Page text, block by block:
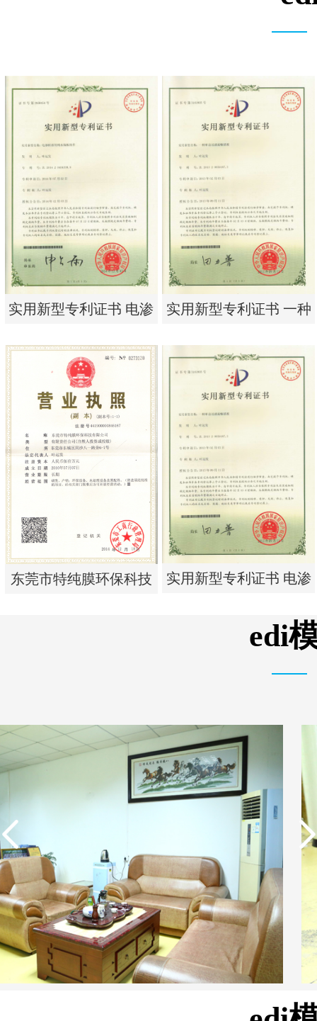
实用新型专利证书 电渗
实用新型专利证书 电渗
析器用纯水隔板组件
实用新型专利证书 一种
实用新型专利证书 一种
单边过滤流畅基板
东莞市特纯膜环保科技
有限公司营业执照
实用新型专利证书 电渗
析器用浓水隔板组件
edi